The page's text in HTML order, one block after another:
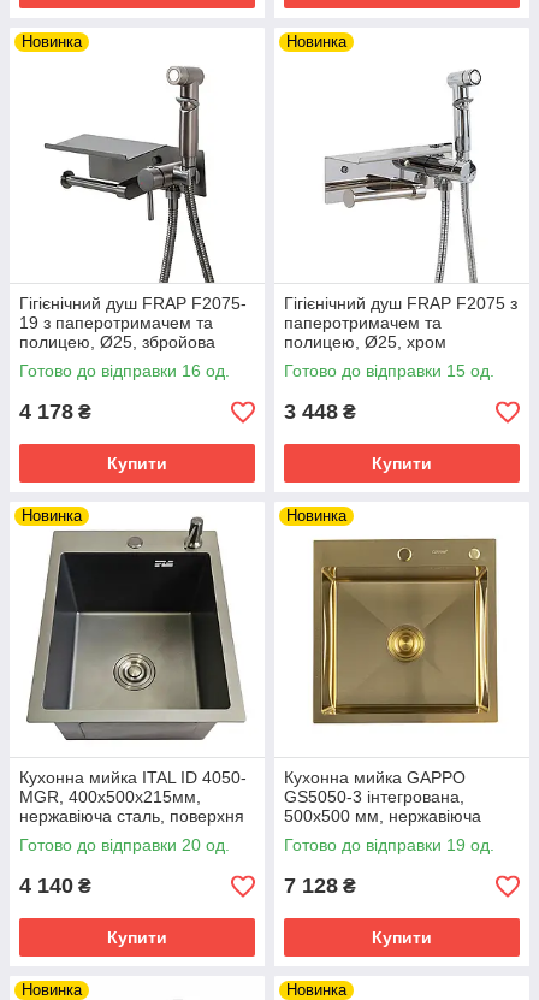
Новинка
Гігієнічний душ FRAP F2075-
19 з паперотримачем та
полицею, Ø25, збройова
сталь
Готово до відправки 16 од.
4 178 ₴
Купити
Новинка
Гігієнічний душ FRAP F2075 з
паперотримачем та
полицею, Ø25, хром
Готово до відправки 15 од.
3 448 ₴
Купити
Новинка
Кухонна мийка ITAL ID 4050-
MGR, 400x500x215мм,
нержавіюча сталь, поверхня
PVD, графіт
Готово до відправки 20 од.
4 140 ₴
Купити
Новинка
Кухонна мийка GAPPO
GS5050-3 інтегрована,
500x500 мм, нержавіюча
сталь, PVD, золото
Готово до відправки 19 од.
7 128 ₴
Купити
Новинка Новинка